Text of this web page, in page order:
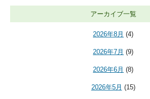
アーカイブ一覧
2026年8月 (4)
2026年7月 (9)
2026年6月 (8)
2026年5月 (15)